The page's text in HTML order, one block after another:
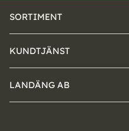
SORTIMENT
KUNDTJÄNST
LANDÄNG AB